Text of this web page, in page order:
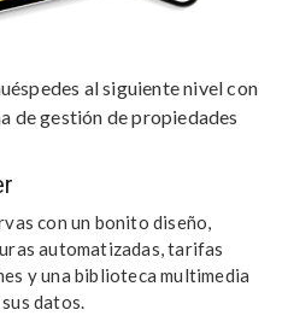
al siguiente nivel con
de gestión de propiedades
con un bonito diseño,
automatizadas, tarifas
y una biblioteca multimedia
datos.